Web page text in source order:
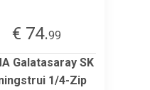
€ 74.99
Galatasaray SK
1/4-Zip